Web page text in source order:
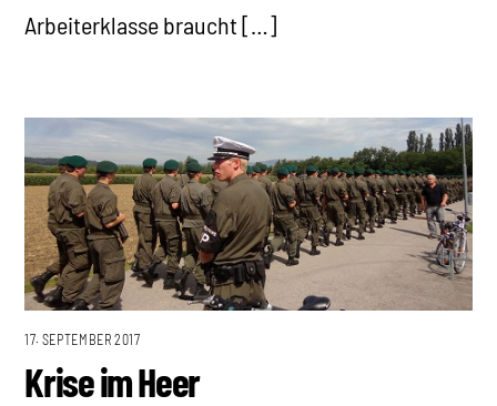
Arbeiterklasse braucht […]
17. SEPTEMBER 2017
Krise im Heer